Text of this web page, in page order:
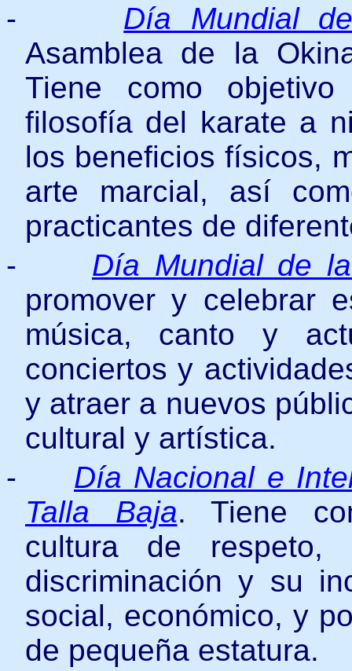
-
Día Mundial
Asamblea de la
Tiene como
filosofía del karate a
los beneficios físicos,
arte marcial, así
practicantes de
-
Día Mundial de
promover y celebrar
música, canto y
conciertos y
y atraer a nuevos
cultural y artística.
-
Día Nacional e
Talla Baja. Tiene
cultura de
discriminación y su
social, económico, y
de pequeña estatura.